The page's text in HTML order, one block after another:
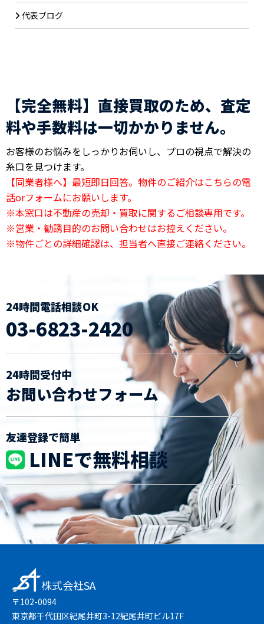
代表ブログ
【完全無料】直接買取のため、査定
料や手数料は一切かかりません。
お客様のお悩みをしっかりお伺いし、プロの視点で解決の
糸口を見つけます。
【同業者様へ】最短即日回答。物件のご紹介はこちらの電
話orフォームにお願いします。
※本窓口は不動産の売却・買取に関するご相談専用です。
※営業・勧誘目的のお問い合わせはお控えください。
※物件ごとの詳細確認は、担当者へ直接ご連絡ください。
24時間電話相談OK
03-6823-2420
24時間受付中
お問い合わせフォーム
友達登録で簡単
LINEで無料相談
株式会社SA
〒102-0094
東京都千代田区紀尾井町3-12紀尾井町ビル17F